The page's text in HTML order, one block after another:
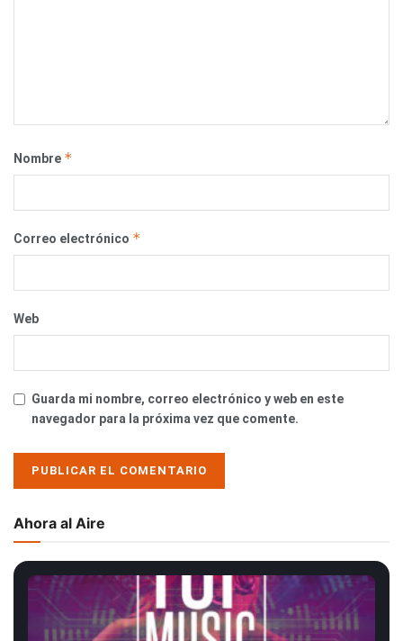
Nombre *
Correo electrónico *
Web
Guarda mi nombre, correo electrónico y web en este
navegador para la próxima vez que comente.
Ahora al Aire